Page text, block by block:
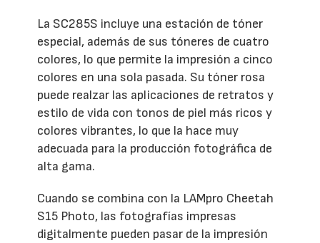
La SC285S incluye una estación de tóner
especial, además de sus tóneres de cuatro
colores, lo que permite la impresión a cinco
colores en una sola pasada. Su tóner rosa
puede realzar las aplicaciones de retratos y
estilo de vida con tonos de piel más ricos y
colores vibrantes, lo que la hace muy
adecuada para la producción fotográfica de
alta gama.
Cuando se combina con la LAMpro Cheetah
S15 Photo, las fotografías impresas
digitalmente pueden pasar de la impresión